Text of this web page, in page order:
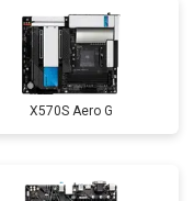
X570S Aero G